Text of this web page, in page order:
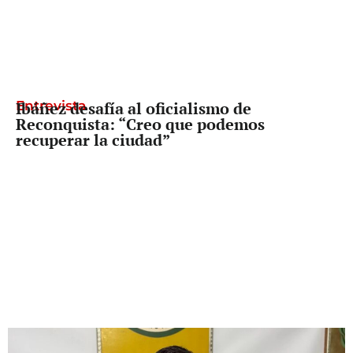
Entrevista
Ibáñez desafía al oficialismo de
Reconquista: “Creo que podemos
recuperar la ciudad”